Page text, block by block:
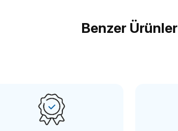
Benzer Ürünler